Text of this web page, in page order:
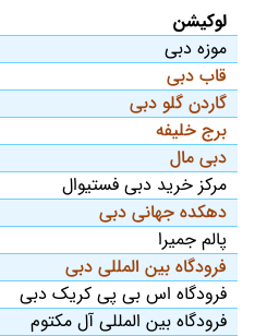
لوکیشن
موزه دبی
قاب دبی
گاردن گلو دبی
برج خلیفه
دبی مال
مرکز خرید دبی فستیوال
دهکده جهانی دبی
پالم جمیرا
فرودگاه بین المللی دبی
فرودگاه اس بی پی کریک دبی
فرودگاه بین المللی آل مکتوم